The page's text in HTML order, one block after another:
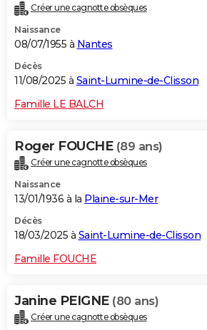
Créer une cagnotte obsèques
Naissance
08/07/1955 à Nantes
Décès
11/08/2025 à Saint-Lumine-de-Clisson
Famille LE BALCH
Roger FOUCHE (89 ans)
Créer une cagnotte obsèques
Naissance
13/01/1936 à la Plaine-sur-Mer
Décès
18/03/2025 à Saint-Lumine-de-Clisson
Famille FOUCHE
Janine PEIGNE (80 ans)
Créer une cagnotte obsèques